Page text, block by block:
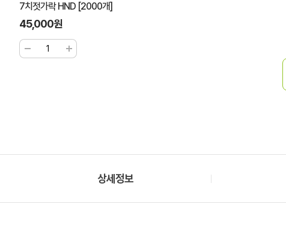
7치젓가락 HND [2000개]
45,000원
상세정보